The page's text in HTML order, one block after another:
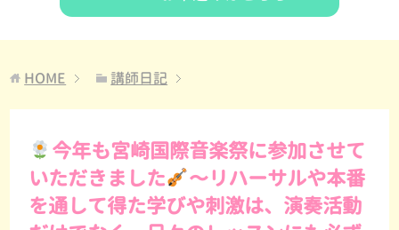
HOME 講師日記
今年も宮崎国際音楽祭に参加させて
いただきました
〜リハーサルや本番
を通して得た学びや刺激は、演奏活動